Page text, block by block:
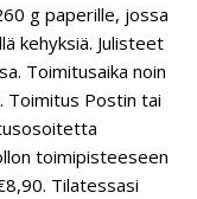
g paperille, jossa
kehyksiä. Julisteet
Toimitusaika noin
Toimitus Postin tai
toimipisteeseen
Tilatessasi